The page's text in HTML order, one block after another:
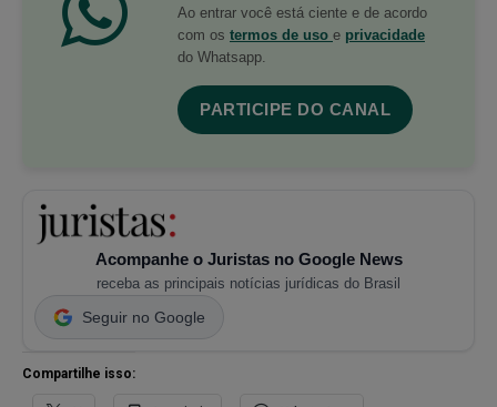
Ao entrar você está ciente e de acordo
com os termos de uso e privacidade
do Whatsapp.
PARTICIPE DO CANAL
Acompanhe o Juristas no Google News
receba as principais notícias jurídicas do Brasil
Seguir no Google
Compartilhe isso: